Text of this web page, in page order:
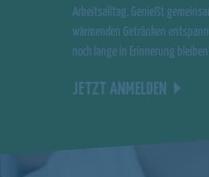
Arbeitsalltag. Genießt
wärmenden Getränken
noch lange in Erinnerung bleiben!
JETZT ANMELDEN